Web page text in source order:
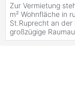
Zur Vermietung
m² Wohnfläche in
St.Ruprecht an
großzügige